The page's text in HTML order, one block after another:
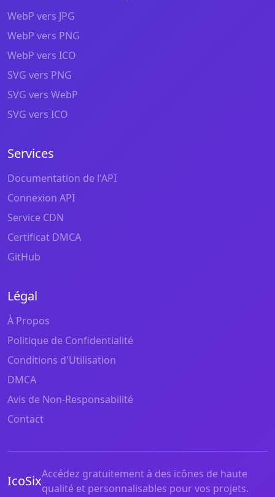
WebP vers JPG
WebP vers PNG
WebP vers ICO
SVG vers PNG
SVG vers WebP
SVG vers ICO
Services
Documentation de l'API
Connexion API
Service CDN
Certificat DMCA
GitHub
Légal
À Propos
Politique de Confidentialité
Conditions d'Utilisation
DMCA
Avis de Non-Responsabilité
Contact
IcoSixAccédez gratuitement à des icônes de haute
qualité et personnalisables pour vos projets.